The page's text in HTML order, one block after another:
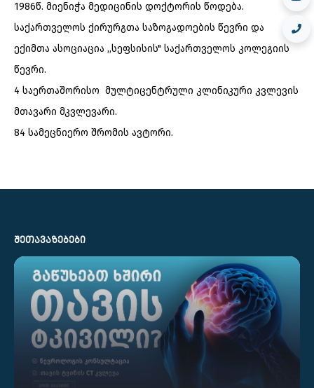
1986წ. მიენიჭა მედიცინის დოქტორის წოდება.
საქართველოს ქირურგთა საზოგადოების წევრი და
ექიმთა ასოციაცია ,,სეფსისის" საქართველოს კოლეგიის
წევრი.
4 საერთაშორისო მულტიცენტრული კლინიკური კვლევის
მთავარი მკვლევარი.
84 სამეცნიერო შრომის ავტორი.
ᲨᲔᲗᲐᲕᲐᲖᲔᲑᲔᲑᲘ